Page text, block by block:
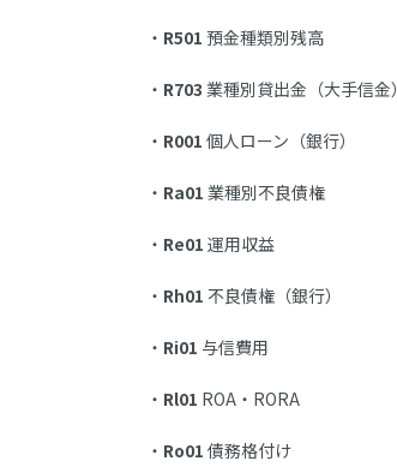
R501 預金種類別残高
R703 業種別貸出金（大手信金）
R001 個人ローン（銀行）
Ra01 業種別不良債権
Re01 運用収益
Rh01 不良債権（銀行）
Ri01 与信費用
Rl01 ROA・RORA
Ro01 債務格付け